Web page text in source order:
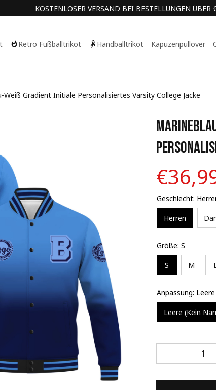
KOSTENLOSER VERSAND BEI BESTELLUNGEN ÜBER
Retro Fußballtrikot Handballtrikot Kapuzenpullover
Weiß Gradient Initiale Personalisiertes Varsity College Jacke
Geschlecht:
Herren
Größe: S
S M
Anpassung:
Leere (Kein